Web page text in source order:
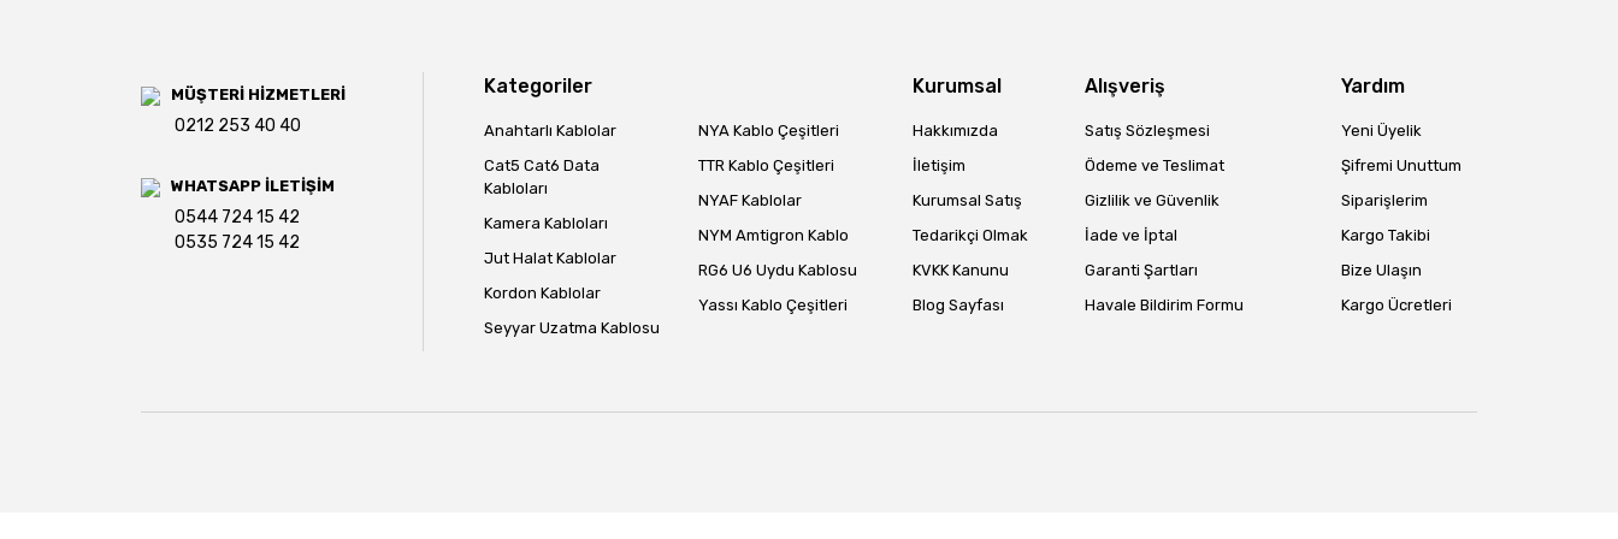
MÜŞTERİ HİZMETLERİ
0212 253 40 40
WHATSAPP İLETİŞİM
0544 724 15 42
0535 724 15 42
Kategoriler
Anahtarlı Kablolar
Cat5 Cat6 Data
Kabloları
Kamera Kabloları
Jut Halat Kablolar
Kordon Kablolar
Seyyar Uzatma Kablosu
NYA Kablo Çeşitleri
TTR Kablo Çeşitleri
NYAF Kablolar
NYM Amtigron Kablo
RG6 U6 Uydu Kablosu
Yassı Kablo Çeşitleri
Kurumsal
Hakkımızda
İletişim
Kurumsal Satış
Tedarikçi Olmak
KVKK Kanunu
Blog Sayfası
Alışveriş
Satış Sözleşmesi
Ödeme ve Teslimat
Gizlilik ve Güvenlik
İade ve İptal
Garanti Şartları
Havale Bildirim Formu
Yardım
Yeni Üyelik
Şifremi Unuttum
Siparişlerim
Kargo Takibi
Bize Ulaşın
Kargo Ücretleri